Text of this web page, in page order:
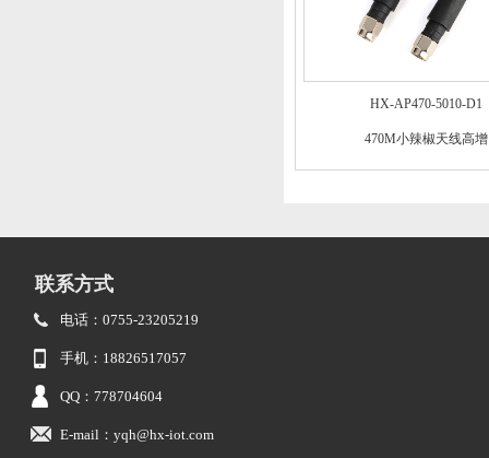
HX-AP470-5010-D1
470M小辣椒天线高增
联系方式
电话：0755-23205219
手机：18826517057
QQ：778704604
E-mail：yqh@hx-iot.com